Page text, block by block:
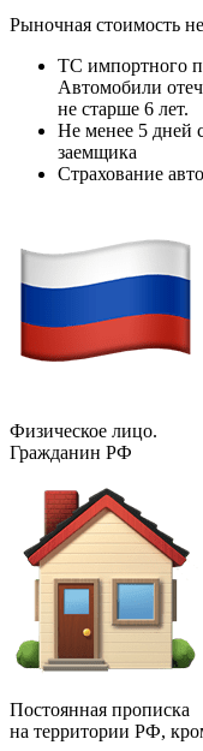
Рыночная стоимость
ТС импортного
Автомобили
не старше 6 лет.
Не менее 5 дней
заемщика
Страхование
Физическое лицо.
Гражданин РФ
Постоянная прописка
на территории РФ,